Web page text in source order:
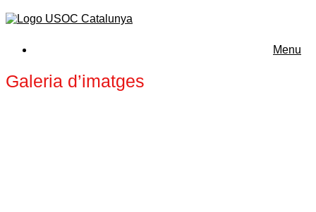
Menu
Galeria d’imatges